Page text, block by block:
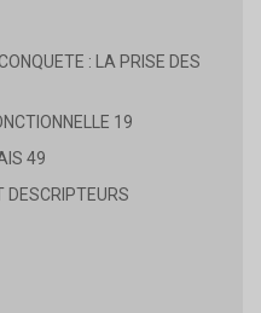
: LA PRISE DES
19
49
DESCRIPTEURS